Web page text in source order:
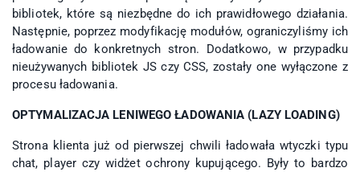
bibliotek, które są niezbędne do ich prawidłowego działania.
Następnie, poprzez modyfikację modułów, ograniczyliśmy ich
ładowanie do konkretnych stron. Dodatkowo, w przypadku
nieużywanych bibliotek JS czy CSS, zostały one wyłączone z
procesu ładowania.
OPTYMALIZACJA LENIWEGO ŁADOWANIA (LAZY LOADING)
Strona klienta już od pierwszej chwili ładowała wtyczki typu
chat, player czy widżet ochrony kupującego. Były to bardzo